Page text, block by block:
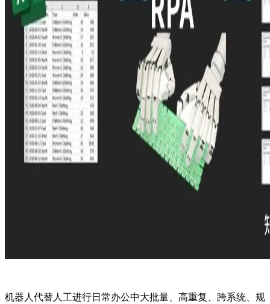
机器人代替人工进行日常办公中大批量、高重复、跨系统、规